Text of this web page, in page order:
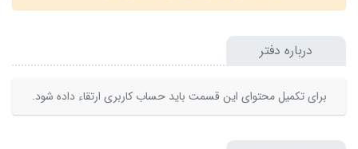
درباره دفتر
برای تکمیل محتوای این قسمت باید حساب کاربری ارتقاء داده شود.